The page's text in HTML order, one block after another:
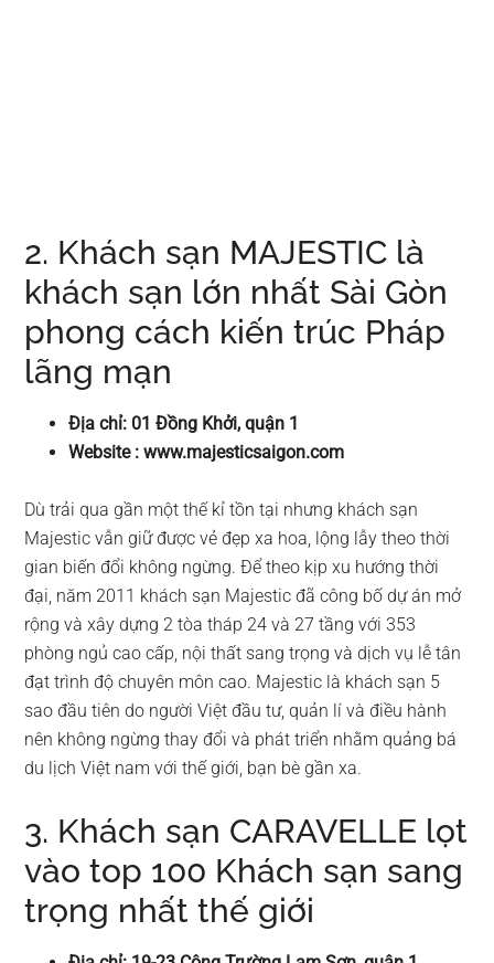
2. Khách sạn MAJESTIC là
khách sạn lớn nhất Sài Gòn
phong cách kiến trúc Pháp
lãng mạn
Địa chỉ: 01 Đồng Khởi, quận 1
Website : www.majesticsaigon.com
Dù trải qua gần một thế kỉ tồn tại nhưng khách sạn
Majestic vẫn giữ được vẻ đẹp xa hoa, lộng lẫy theo thời
gian biến đổi không ngừng. Để theo kịp xu hướng thời
đại, năm 2011 khách sạn Majestic đã công bố dự án mở
rộng và xây dựng 2 tòa tháp 24 và 27 tầng với 353
phòng ngủ cao cấp, nội thất sang trọng và dịch vụ lễ tân
đạt trình độ chuyên môn cao. Majestic là khách sạn 5
sao đầu tiên do người Việt đầu tư, quản lí và điều hành
nên không ngừng thay đổi và phát triển nhằm quảng bá
du lịch Việt nam với thế giới, bạn bè gần xa.
3. Khách sạn CARAVELLE lọt
vào top 100 Khách sạn sang
trọng nhất thế giới